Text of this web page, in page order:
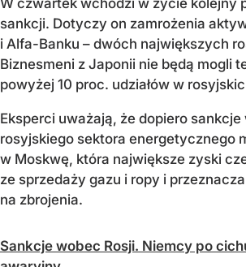
W czwartek wchodzi w życie kolejny
sankcji. Dotyczy on zamrożenia
i Alfa-Banku – dwóch największych
Biznesmeni z Japonii nie będą mogli
powyżej 10 proc. udziałów w
Eksperci uważają, że dopiero sankcje
rosyjskiego sektora energetycznego
w Moskwę, która największe zyski
ze sprzedaży gazu i ropy i
na zbrojenia.
Sankcje wobec Rosji. Niemcy po